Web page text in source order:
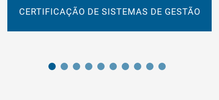
CERTIFICAÇÃO DE SISTEMAS DE GESTÃO